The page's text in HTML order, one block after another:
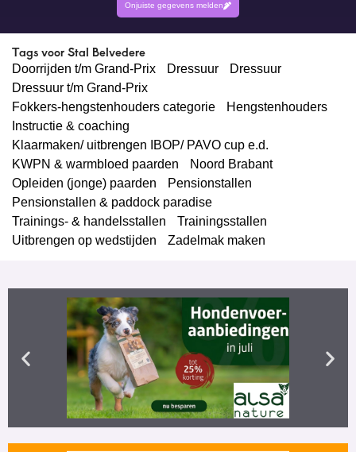
Onjuiste gegevens melden
Tags voor Stal Belvedere
Doorrijden t/m Grand-Prix Dressuur
Dressuur
Dressuur t/m Grand-Prix
Fokkers-hengstenhouders categorie
Hengstenhouders
Instructie & coaching
Klaarmaken/ uitbrengen IBOP/ PAVO cup e.d.
KWPN & warmbloed paarden
Noord Brabant
Opleiden (jonge) paarden
Pensionstallen
Pensionstallen & paddock paradise
Trainings- & handelsstallen
Trainingsstallen
Uitbrengen op wedstijden
Zadelmak maken